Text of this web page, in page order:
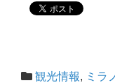
観光情報, ミラ